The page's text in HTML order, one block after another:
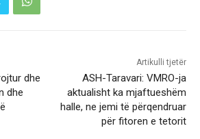
dhe
dhe
Artikulli tjetër
ASH-Taravari: VMRO-ja
aktualisht ka mjaftueshëm
halle, ne jemi të përqendruar
për fitoren e tetorit